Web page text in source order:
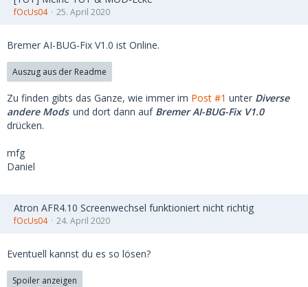
fOcUs04 25. April 2020
Bremer AI-BUG-Fix V1.0 ist Online.
Auszug aus der Readme
Zu finden gibts das Ganze, wie immer im Post #1 unter Diverse
andere Mods und dort dann auf Bremer AI-BUG-Fix V1.0
drücken.
mfg
Daniel
Atron AFR4.10 Screenwechsel funktioniert nicht richtig
fOcUs04 24. April 2020
Eventuell kannst du es so lösen?
Spoiler anzeigen